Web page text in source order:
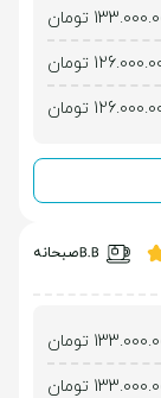
صبحانه